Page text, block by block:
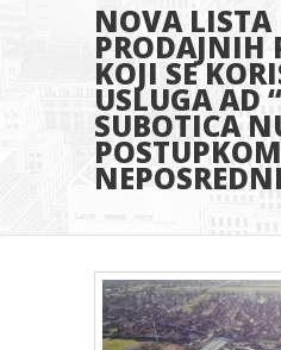
NOVA LISTA
PRODAJNIH
KOJI SE
USLUGA AD
SUBOTICA
POSTUPKOM